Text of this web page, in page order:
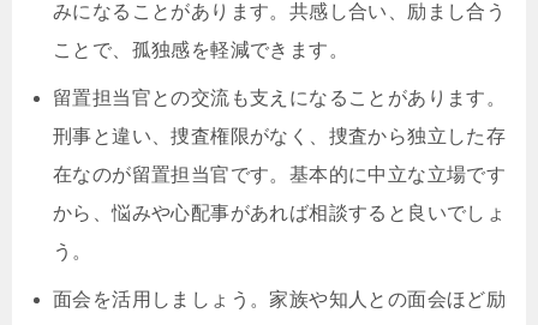
みになることがあります。共感し合い、励まし合う
ことで、孤独感を軽減できます。
留置担当官との交流も支えになることがあります。
刑事と違い、捜査権限がなく、捜査から独立した存
在なのが留置担当官です。基本的に中立な立場です
から、悩みや心配事があれば相談すると良いでしょ
う。
面会を活用しましょう。家族や知人との面会ほど励